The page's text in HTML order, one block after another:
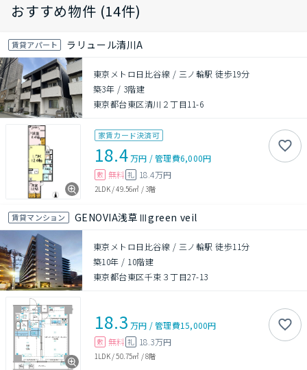
おすすめ物件 (14件)
賃貸アパート ラリュール清川A
東京メトロ日比谷線 / 三ノ輪駅 徒歩19分
築3年 / 3階建
東京都台東区清川２丁目11-6
家賃カード決済可
18.4万円 /管理費6,000円
敷 無料 礼 18.4万円
2LDK/49.56㎡ /3階
賃貸マンション GENOVIA浅草Ⅲgreen veil
東京メトロ日比谷線 / 三ノ輪駅 徒歩11分
築10年 / 10階建
東京都台東区千束３丁目27-13
18.3 万円 /管理費15,000円
敷 無料 礼 18.3万円
1LDK/50.75㎡ /8階